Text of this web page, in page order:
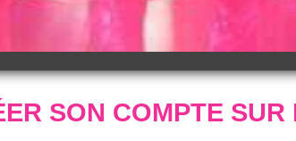
SON COMPTE